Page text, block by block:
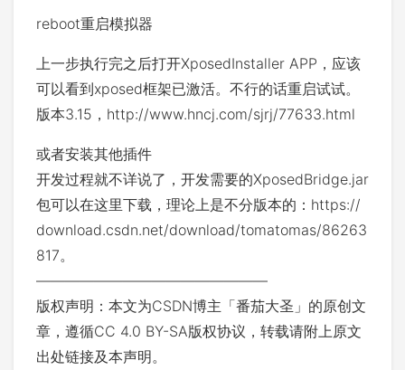
reboot重启模拟器
上一步执行完之后打开XposedInstaller APP，应该
可以看到xposed框架已激活。不行的话重启试试。
版本3.15，http://www.hncj.com/sjrj/77633.html
或者安装其他插件
开发过程就不详说了，开发需要的XposedBridge.jar
包可以在这里下载，理论上是不分版本的：https://
download.csdn.net/download/tomatomas/86263
817。
————————————————
版权声明：本文为CSDN博主「番茄大圣」的原创文
章，遵循CC 4.0 BY-SA版权协议，转载请附上原文
出处链接及本声明。